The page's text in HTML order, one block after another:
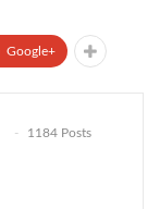
Google+
1184 Posts